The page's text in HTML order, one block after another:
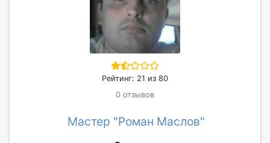
Рейтинг: 21 из 80
0 отзывов
Мастер "Роман Маслов"